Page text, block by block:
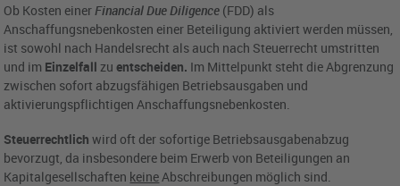
Ob Kosten einerFinancial Due Diligence (FDD) als
Anschaffungsnebenkosten einer Beteiligung aktiviert werden müssen,
ist sowohl nach Handelsrecht als auch nach Steuerrecht umstritten
und im Einzelfall zuentscheiden. Im Mittelpunkt steht die Abgrenzung
zwischen sofort abzugsfähigen Betriebsausgaben und
aktivierungspflichtigen Anschaffungsnebenkosten.
Steuerrechtlich wird oft der sofortige Betriebsausgabenabzug
bevorzugt, da insbesondere beim Erwerb von Beteiligungen an
Kapitalgesellschaften keineAbschreibungen möglich sind.